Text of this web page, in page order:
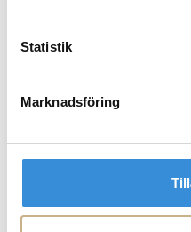
Statistik
Marknadsföring
Fler varianter Beställningsvara
17.300 kr